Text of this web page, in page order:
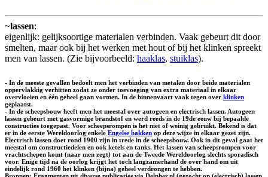
~lassen:
eigenlijk: gelijksoortige materialen verbinden. Vaak gebeurt dit door
smelten, maar ook bij het werken met hout of bij het klinken spreekt
men van lassen. (Zie bijvoorbeeld: haaklas, stuiklas).
- In de meeste gevallen bedoelt men het verbinden van metalen door beide materialen
oppervlakkig verhitten zodat ze onder toevoeging van extra materiaal in elkaar
overvloeien en één geheel gaan vormen. In de binnenvaart vaak tegen over klinken
geplaatst.
- In de scheepsbouw heeft men het meestal over autogeen en electrisch lassen. Autogeen
lassen gebeurt met gasvormige brandstof en werd reeds in de 19de eeuw bij bepaalde
constructies toegepast. Voor scheepsrompen is het niet of weinig gebruikt. Bekend is dat
er in de eerste Wereldoorlog enkele Engelse bakken op deze wijze in elkaar gezet zijn.
Electrisch lassen doet rond 1900 zijn in trede in de scheepsbouw. Ook in dit geval gaat het
meestal om constructiedelen en ook ketels en tanks. Het lassen van scheepsrompen voor
vrachtschepen komt (naar men zegt) tot aan de Tweede Wereldoorlog slechts sporadisch
voor. Enige tijd na de oorlog krijgt het toch langzamerhand de over hand om uit
eindelijk rond 1960 het klinken (bijna) geheel verdrongen te hebben.